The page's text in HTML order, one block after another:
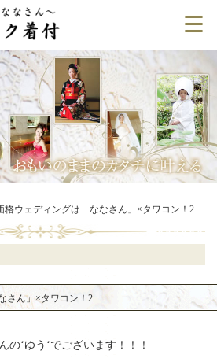
格ウェディングは「ななさん」×タワコン！2
さん」×タワコン！2
‘ゆう‘でございます！！！